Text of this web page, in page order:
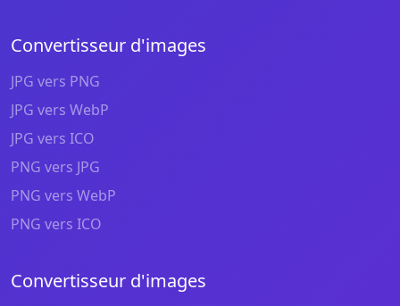
Convertisseur d'images
JPG vers PNG
JPG vers WebP
JPG vers ICO
PNG vers JPG
PNG vers WebP
PNG vers ICO
Convertisseur d'images